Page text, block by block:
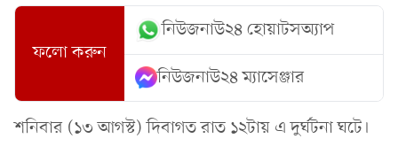
ফলো করুন
নিউজনাউ২৪ হোয়াটসঅ্যাপ
নিউজনাউ২৪ ম্যাসেঞ্জার
শনিবার (১৩ আগস্ট) দিবাগত রাত ১২টায় এ দুর্ঘটনা ঘটে।